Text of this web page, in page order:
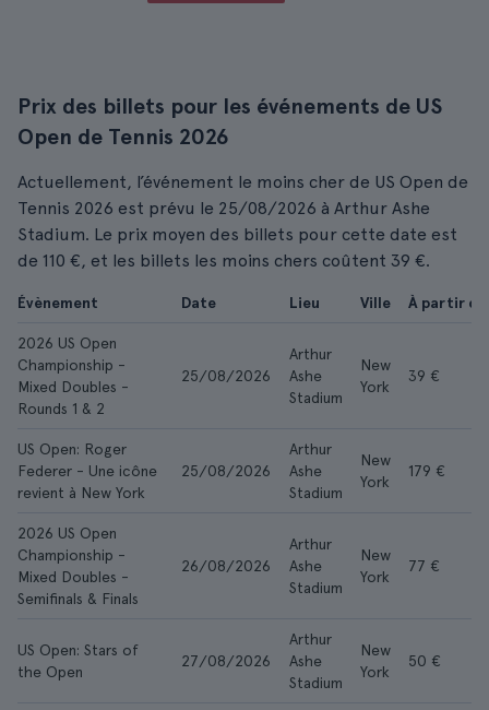
Prix des billets pour les événements de US
Open de Tennis 2026
Actuellement, l’événement le moins cher de US Open de
Tennis 2026 est prévu le 25/08/2026 à Arthur Ashe
Stadium. Le prix moyen des billets pour cette date est
de 110 €, et les billets les moins chers coûtent 39 €.
Évènement Date Lieu Ville À partir de
2026 US Open
Championship -
Mixed Doubles -
Rounds 1 & 2
25/08/2026
Arthur
Ashe
Stadium
New
York
39 €
US Open: Roger
Federer - Une icône
revient à New York
25/08/2026
Arthur
Ashe
Stadium
New
York
179 €
2026 US Open
Championship -
Mixed Doubles -
Semifinals & Finals
26/08/2026
Arthur
Ashe
Stadium
New
York
77 €
US Open: Stars of
the Open
27/08/2026
Arthur
Ashe
Stadium
New
York
50 €